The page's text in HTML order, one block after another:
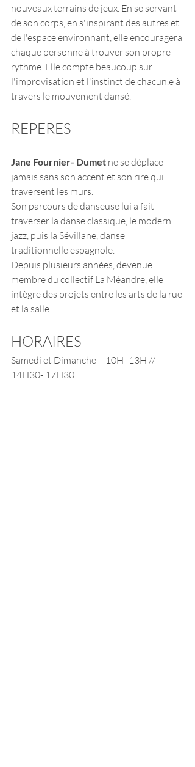
nouveaux terrains de jeux. En se servant
de son corps, en s'inspirant des autres et
de l'espace environnant, elle encouragera
chaque personne à trouver son propre
rythme. Elle compte beaucoup sur
l'improvisation et l'instinct de chacun.e à
travers le mouvement dansé.
REPERES
Jane Fournier- Dumet ne se déplace
jamais sans son accent et son rire qui
traversent les murs.
Son parcours de danseuse lui a fait
traverser la danse classique, le modern
jazz, puis la Sévillane, danse
traditionnelle espagnole.
Depuis plusieurs années, devenue
membre du collectif La Méandre, elle
intègre des projets entre les arts de la rue
et la salle.
HORAIRES
Samedi et Dimanche – 10H -13H //
14H30- 17H30